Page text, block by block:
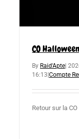
CO
By Raid'Apte
16:13 Compte
Retour sur la